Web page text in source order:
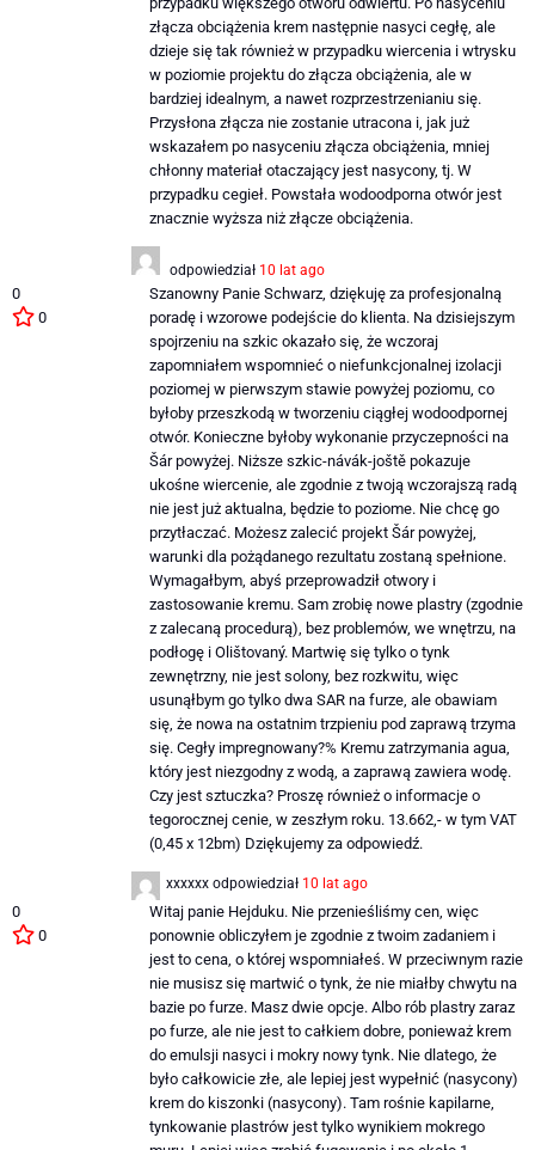
złącza obciążenia krem ​​następnie nasyci cegłę, ale
dzieje się tak również w przypadku wiercenia i wtrysku
w poziomie projektu do złącza obciążenia, ale w
bardziej idealnym, a nawet rozprzestrzenianiu się.
Przysłona złącza nie zostanie utracona i, jak już
wskazałem po nasyceniu złącza obciążenia, mniej
chłonny materiał otaczający jest nasycony, tj. W
przypadku cegieł. Powstała wodoodporna otwór jest
znacznie wyższa niż złącze obciążenia.
odpowiedział 10 lat ago
0
0
Szanowny Panie Schwarz, dziękuję za profesjonalną
poradę i wzorowe podejście do klienta. Na dzisiejszym
spojrzeniu na szkic okazało się, że wczoraj
zapomniałem wspomnieć o niefunkcjonalnej izolacji
poziomej w pierwszym stawie powyżej poziomu, co
byłoby przeszkodą w tworzeniu ciągłej wodoodpornej
otwór. Konieczne byłoby wykonanie przyczepności na
Šár powyżej. Niższe szkic-návák-joště pokazuje
ukośne wiercenie, ale zgodnie z twoją wczorajszą radą
nie jest już aktualna, będzie to poziome. Nie chcę go
przytłaczać. Możesz zalecić projekt Šár powyżej,
warunki dla pożądanego rezultatu zostaną spełnione.
Wymagałbym, abyś przeprowadził otwory i
zastosowanie kremu. Sam zrobię nowe plastry (zgodnie
z zalecaną procedurą), bez problemów, we wnętrzu, na
podłogę i Olištovaný. Martwię się tylko o tynk
zewnętrzny, nie jest solony, bez rozkwitu, więc
usunąłbym go tylko dwa SAR na furze, ale obawiam
się, że nowa na ostatnim trzpieniu pod zaprawą trzyma
się. Cegły impregnowany?% Kremu zatrzymania agua,
który jest niezgodny z wodą, a zaprawą zawiera wodę.
Czy jest sztuczka? Proszę również o informacje o
tegorocznej cenie, w zeszłym roku. 13.662,- w tym VAT
(0,45 x 12bm) Dziękujemy za odpowiedź.
xxxxxxodpowiedział 10 lat ago
0
0
Witaj panie Hejduku. Nie przenieśliśmy cen, więc
ponownie obliczyłem je zgodnie z twoim zadaniem i
jest to cena, o której wspomniałeś. W przeciwnym razie
nie musisz się martwić o tynk, że nie miałby chwytu na
bazie po furze. Masz dwie opcje. Albo rób plastry zaraz
po furze, ale nie jest to całkiem dobre, ponieważ krem ​​
do emulsji nasyci i mokry nowy tynk. Nie dlatego, że
było całkowicie złe, ale lepiej jest wypełnić (nasycony)
krem ​​do kiszonki (nasycony). Tam rośnie kapilarne,
tynkowanie plastrów jest tylko wynikiem mokrego